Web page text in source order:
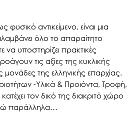
φυσικό αντικείμενο, είναι μια
όλο το απαραίτητο
να υποστηρίζει πρακτικές
τις αξίες της κυκλικής
μονάδες της ελληνικής επαρχίας.
-Υλικά & Προιόντα, Τροφή,
τον δικό της διακριτό χώρο
παράλληλα…